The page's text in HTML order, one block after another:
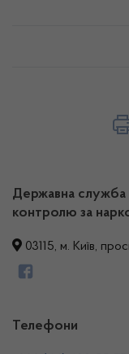
Державна служба
контролю за
03115, м. Київ,
Телефони